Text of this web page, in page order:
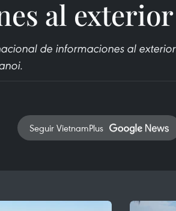
al exterior
de informaciones al exterior
Seguir VietnamPlus